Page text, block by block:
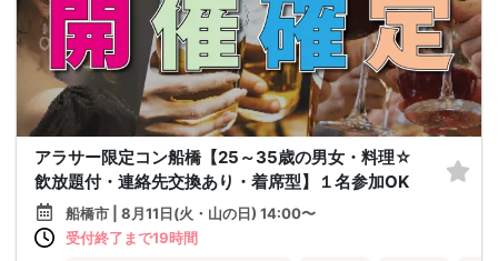
アラサー限定コン船橋【25～35歳の男女・料理☆
飲放題付・連絡先交換あり・着席型】１名参加OK
船橋市 | 8月11日(火・山の日) 14:00〜
受付終了まで19時間